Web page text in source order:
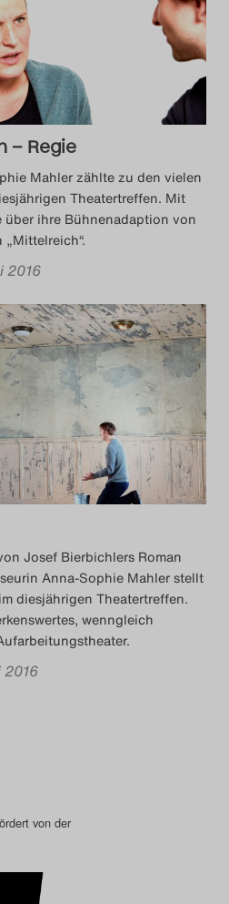
Blog
Blog
Blog
Blog
Blog
2018
Blog
Alumni
Blog
Blog
Blog
– Regie
Mahler zählte zu den vielen
Theatertreffen. Mit
über ihre Bühnenadaption von
2016
Josef Bierbichlers Roman
Anna-Sophie Mahler stellt
diesjährigen Theatertreffen.
wenngleich
2016
von der